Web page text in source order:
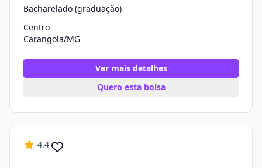
Bacharelado (graduação)
Centro
Carangola/MG
Ver mais detalhes
Quero esta bolsa
4.4